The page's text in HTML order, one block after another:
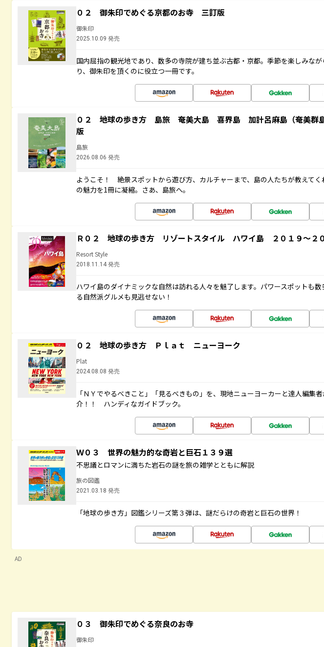
０２ 御朱印でめぐる京都のお寺 三訂版
御朱印
2025.10.09 発売
国内屈指の観光地であり、数多の寺院が建ち並ぶ古都・京都。季節を楽しみなが
り、御朱印を頂くのに役立つ一冊です。
０２ 地球の歩き方 島旅 奄美大島 喜界島 加計呂麻島（奄美群
版
島旅
2026.08.06 発売
ようこそ！ 絶景スポットから遊び方、カルチャーまで、島の人たちが教えてく
の魅力を1冊に凝縮。さあ、島旅へ。
Ｒ０２ 地球の歩き方 リゾートスタイル ハワイ島 ２０１９～２
Resort Style
2018.11.14 発売
ハワイ島のダイナミックな自然は訪れる人々を魅了します。パワースポットも数
る自然派グルメも見逃せない！
０２ 地球の歩き方 Ｐｌａｔ ニューヨーク
Plat
2024.08.08 発売
「ＮＹでやるべきこと」「見るべきもの」を、現地ニューヨーカーと達人編集
介！！ ハンディなガイドブック。
Ｗ０３ 世界の魅力的な奇岩と巨石１３９選
不思議とロマンに満ちた岩石の謎を旅の雑学とともに解説
旅の図鑑
2021.03.18 発売
「地球の歩き方」図鑑シリーズ第３弾は、謎だらけの奇岩と巨石の世界！
AD
０３ 御朱印でめぐる奈良のお寺
御朱印